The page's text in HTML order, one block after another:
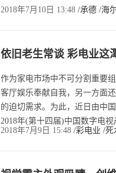
2018年7月10日 13:48 /承德 /海
依旧老生常谈 彩电业这
作为家电市场中不可分割重要
客厅娱乐奉献自我，另一方面
的迫切需求。为此，近日由中
2018年(第十四届)中国数字电
2018年7月9日 15:48 /彩电业 /死